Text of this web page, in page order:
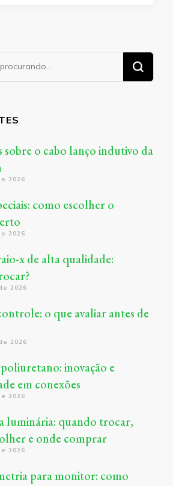
sobre o cabo lanço indutivo da
2026
como escolher o
2026
x de alta qualidade:
2026
o que avaliar antes de
2026
inovação e
em conexões
2026
luminária: quando trocar,
e onde comprar
2026
para monitor: como